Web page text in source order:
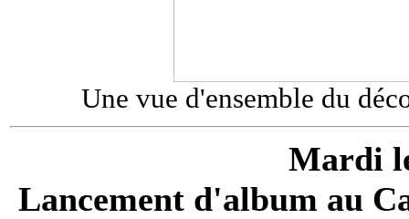
Une vue d'ensemble du
Mardi
Lancement d'album au